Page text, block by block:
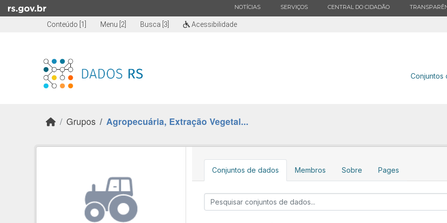
Skip to main content ESTADO
NOTÍCIAS ESTADO
SERVIÇOS ESTADO
CENTRAL DO CIDADÃO ESTADO
Conteúdo [1] Menu [2] Busca [3] Acessibilidade
Conjuntos
Grupos Agropecuária, Extração Vegetal...
Conjuntos de dados Membros Sobre Pages